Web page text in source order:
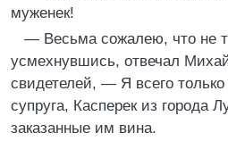
муженек!
― Весьма сожалею, что не
усмехнувшись, отвечал
свидетелей, ― Я всего
супруга, Касперек из города
заказанные им вина.